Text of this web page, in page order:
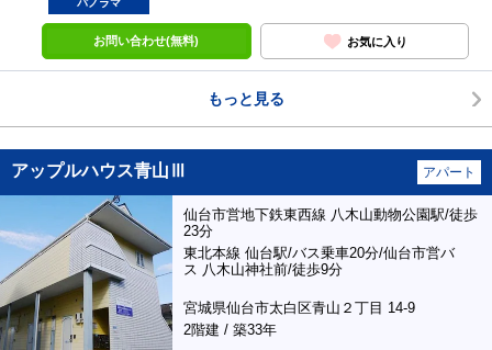
パノラマ
お問い合わせ(無料) お気に入り
もっと見る
アップルハウス青山Ⅲ アパート
仙台市営地下鉄東西線 八木山動物公園駅/徒歩
23分
東北本線 仙台駅/バス乗車20分/仙台市営バ
ス 八木山神社前/徒歩9分
宮城県仙台市太白区青山２丁目 14-9
2階建 / 築33年